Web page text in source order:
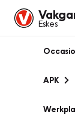
Eskes
APK